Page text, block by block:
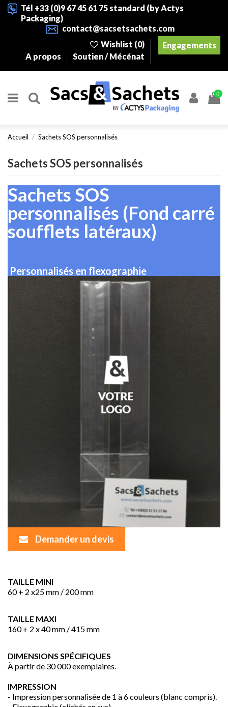
Tél +33 (0)9 67 45 61 75 standard (by Actys
Packaging)
contact@sacsetsachets.com
Wishlist (0)
A propos
Soutien / Mécénat
Engagements
0
Accueil Sachets SOS personnalisés
Sachets SOS personnalisés
Sachets SOS
personnalisés (Fond carré
soufflets latéraux)
Personnalisés en flexographie
Demander un devis
TAILLE MINI
60 + 2 x25 mm / 200 mm
TAILLE MAXI
160 + 2 x 40 mm / 415 mm
DIMENSIONS SPÉCIFIQUES
À partir de 30 000 exemplaires.
IMPRESSION
- Impression personnalisée de 1 à 6 couleurs (blanc compris).